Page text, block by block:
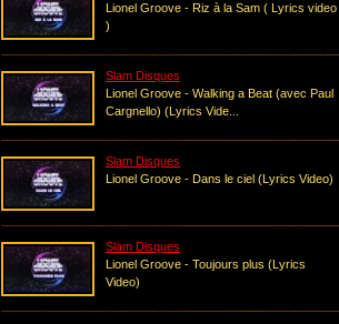
Lionel Groove - Riz à la Sam ( Lyrics video
)
Slam Disques
Lionel Groove - Walking a Beat (avec Paul
Cargnello) (Lyrics Vide...
Slam Disques
Lionel Groove - Dans le ciel (Lyrics Video)
Slam Disques
Lionel Groove - Toujours plus (Lyrics
Video)